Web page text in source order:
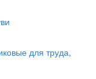
для труда,